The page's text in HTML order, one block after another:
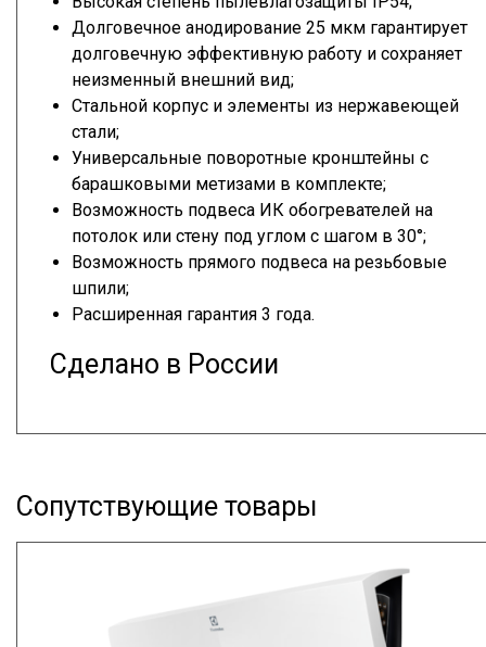
Долговечное анодирование 25 мкм гарантирует
долговечную эффективную работу и сохраняет
неизменный внешний вид;
Стальной корпус и элементы из нержавеющей
стали;
Универсальные поворотные кронштейны с
барашковыми метизами в комплекте;
Возможность подвеса ИК обогревателей на
потолок или стену под углом с шагом в 30°;
Возможность прямого подвеса на резьбовые
шпили;
Расширенная гарантия 3 года.
Сделано в России
Сопутствующие товары